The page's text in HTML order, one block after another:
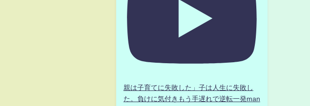
親は子育てに失敗した」子は人生に失敗し
た。負けに気付きもう手遅れで逆転一発man